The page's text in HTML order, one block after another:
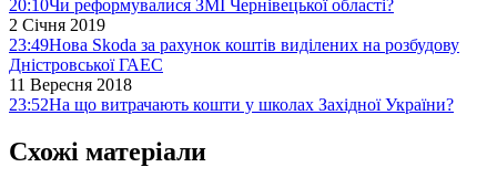
20:10Чи реформувалися ЗМІ Чернівецької області?
2 Січня 2019
23:49Нова Skodа за рахунок коштів виділених на розбудову
Дністровської ГАЕС
11 Вересня 2018
23:52На що витрачають кошти у школах Західної України?
Схожі матеріали